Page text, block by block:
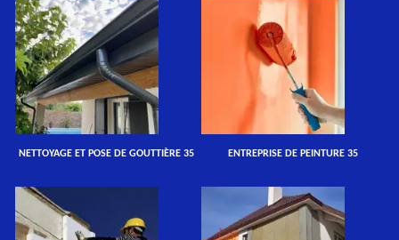
NETTOYAGE ET POSE DE GOUTTIÈRE 35 ENTREPRISE DE PEINTURE 35